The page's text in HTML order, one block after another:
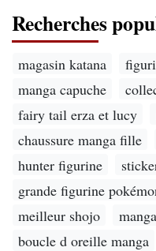
Recherches
magasin katana
manga capuche
fairy tail erza et lucy
chaussure manga fille
hunter figurine
grande figurine
meilleur shojo
boucle d oreille manga